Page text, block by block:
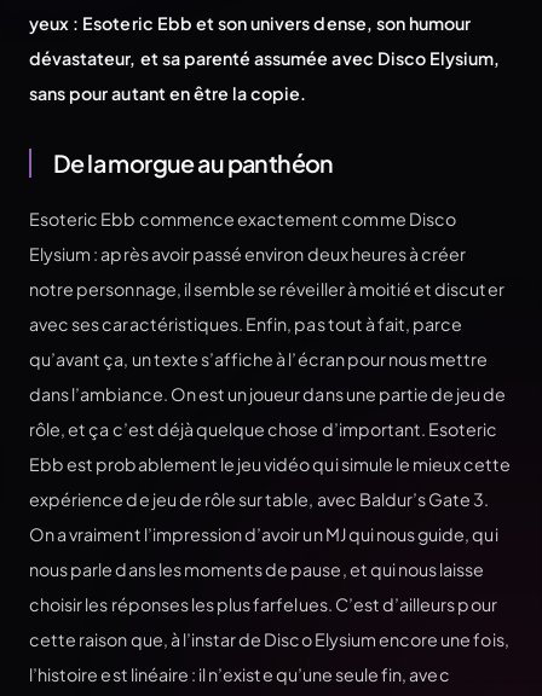
yeux : Esoteric Ebb et son univers dense, son humour
dévastateur, et sa parenté assumée avec Disco Elysium,
sans pour autant en être la copie.
De la morgue au panthéon
Esoteric Ebb commence exactement comme Disco
Elysium : après avoir passé environ deux heures à créer
notre personnage, il semble se réveiller à moitié et discuter
avec ses caractéristiques. Enfin, pas tout à fait, parce
qu’avant ça, un texte s’affiche à l’écran pour nous mettre
dans l’ambiance. On est un joueur dans une partie de jeu de
rôle, et ça c’est déjà quelque chose d’important. Esoteric
Ebb est probablement le jeu vidéo qui simule le mieux cette
expérience de jeu de rôle sur table, avec Baldur’s Gate 3.
On a vraiment l’impression d’avoir un MJ qui nous guide, qui
nous parle dans les moments de pause, et qui nous laisse
choisir les réponses les plus farfelues. C’est d’ailleurs pour
cette raison que, à l’instar de Disco Elysium encore une fois,
l’histoire est linéaire : il n’existe qu’une seule fin, avec